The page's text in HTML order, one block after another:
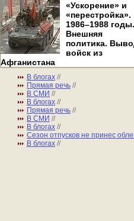
«Ускорение» и
«перестройка».
1986–1988 годы.
Внешняя
политика.
войск из
Афганистана
В блогах //
Прямая речь //
В СМИ //
В блогах //
Прямая речь //
В СМИ //
В блогах //
Сезон отпусков не принес
В блогах //